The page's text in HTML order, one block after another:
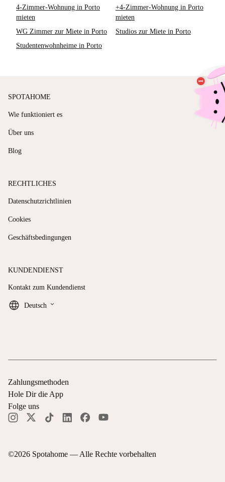
4-Zimmer-Wohnung in Porto
mieten
+4-Zimmer-Wohnung in Porto
mieten
WG Zimmer zur Miete in Porto
Studios zur Miete in Porto
Studentenwohnheime in Porto
SPOTAHOME
Wie funktioniert es
Über uns
Blog
RECHTLICHES
Datenschutzrichtlinien
Cookies
Geschäftsbedingungen
KUNDENDIENST
Kontakt zum Kundendienst
Deutsch keyboard_arrow_down
©2026 Spotahome — Alle Rechte vorbehalten
Zahlungsmethoden
Hole Dir die App
Folge uns